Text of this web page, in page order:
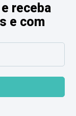
receba
e com